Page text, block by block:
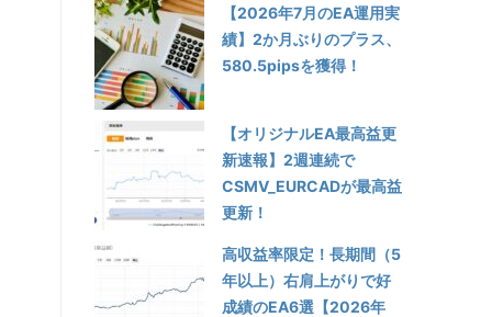
【2026年7月のEA運用実
績】2か月ぶりのプラス、
580.5pipsを獲得！
【オリジナルEA最高益更
新速報】2週連続で
CSMV_EURCADが最高益
更新！
高収益率限定！長期間（5
年以上）右肩上がりで好
成績のEA6選【2026年